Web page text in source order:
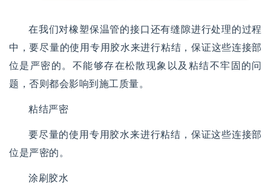
在我们对橡塑保温管的接口还有缝隙进行处理的过程
中，要尽量的使用专用胶水来进行粘结，保证这些连接部
位是严密的。不能够存在松散现象以及粘结不牢固的问
题，否则都会影响到施工质量。
粘结严密
要尽量的使用专用胶水来进行粘结，保证这些连接部
位是严密的。
涂刷胶水